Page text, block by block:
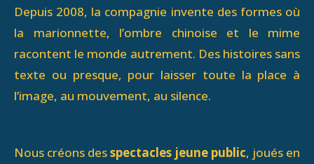
Depuis 2008, la compagnie invente des formes où
la marionnette, l’ombre chinoise et le mime
racontent le monde autrement. Des histoires sans
texte ou presque, pour laisser toute la place à
l’image, au mouvement, au silence.
Nous créons desspectacles jeune public, joués en